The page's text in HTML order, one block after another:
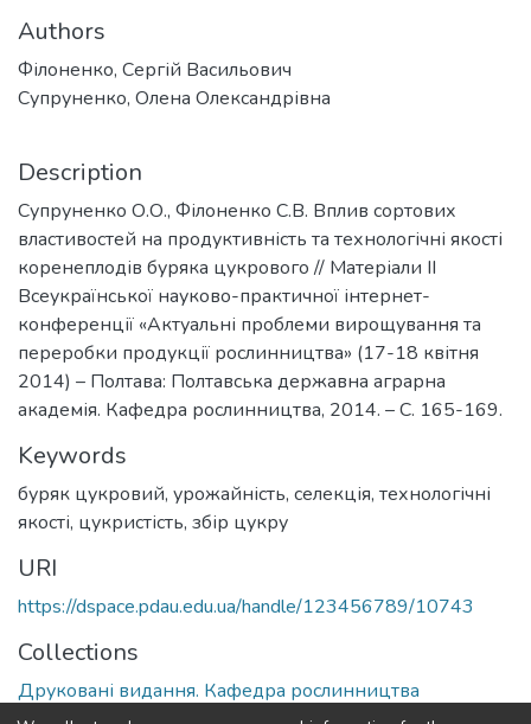
Authors
Філоненко, Сергій Васильович
Супруненко, Олена Олександрівна
Description
Супруненко О.О., Філоненко С.В. Вплив сортових
властивостей на продуктивність та технологічні якості
коренеплодів буряка цукрового // Матеріали ІІ
Всеукраїнської науково-практичної інтернет-
конференції «Актуальні проблеми вирощування та
переробки продукції рослинництва» (17-18 квітня
2014) – Полтава: Полтавська державна аграрна
академія. Кафедра рослинництва, 2014. – С. 165-169.
Keywords
буряк цукровий, урожайність, селекція, технологічні
якості, цукристість, збір цукру
URI
https://dspace.pdau.edu.ua/handle/123456789/10743
Collections
Друковані видання. Кафедра рослинництва